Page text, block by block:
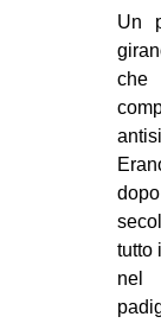
Un
che
tutto
nel